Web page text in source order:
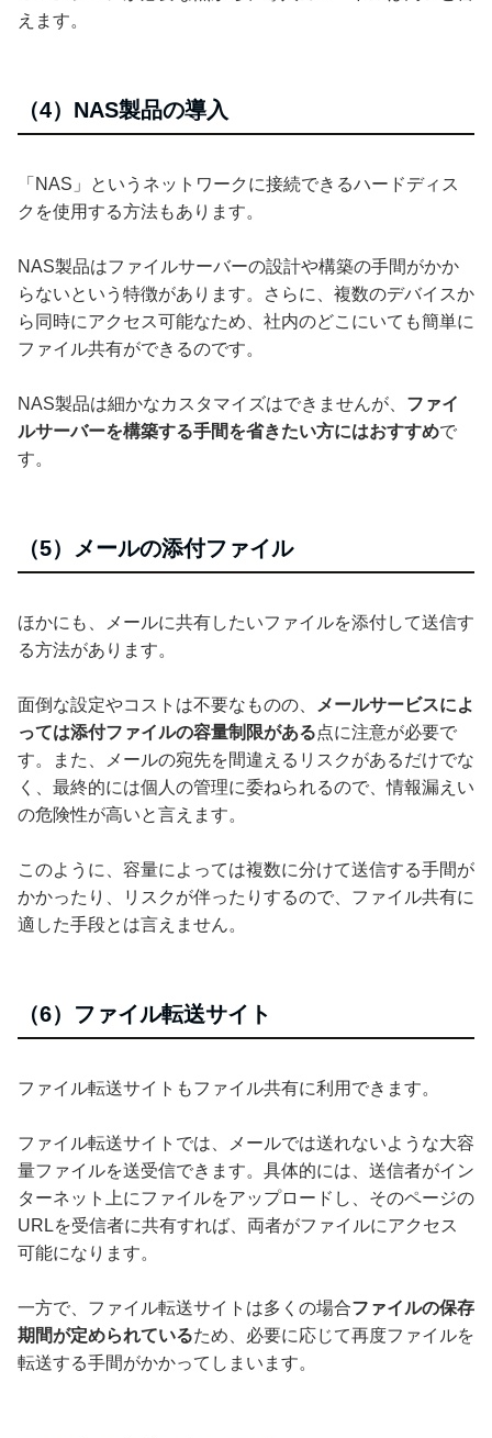
えます。
（4）NAS製品の導入
「NAS」というネットワークに接続できるハードディス
クを使用する方法もあります。
NAS製品はファイルサーバーの設計や構築の手間がかか
らないという特徴があります。さらに、複数のデバイスか
ら同時にアクセス可能なため、社内のどこにいても簡単に
ファイル共有ができるのです。
NAS製品は細かなカスタマイズはできませんが、 ファイ
ルサーバーを構築する手間を省きたい方にはおすすめで
す。
（5）メールの添付ファイル
ほかにも、メールに共有したいファイルを添付して送信す
る方法があります。
面倒な設定やコストは不要なものの、
メールサービスによ
っては添付ファイルの容量制限がある点に注意が必要で
す。また、メールの宛先を間違えるリスクがあるだけでな
く、最終的には個人の管理に委ねられるので、情報漏えい
の危険性が高いと言えます。
このように、容量によっては複数に分けて送信する手間が
かかったり、リスクが伴ったりするので、ファイル共有に
適した手段とは言えません。
（6）ファイル転送サイト
ファイル転送サイトもファイル共有に利用できます。
ファイル転送サイトでは、メールでは送れないような大容
量ファイルを送受信できます。具体的には、送信者がイン
ターネット上にファイルをアップロードし、そのページの
URLを受信者に共有すれば、両者がファイルにアクセス
可能になります。
一方で、ファイル転送サイトは多くの場合ファイルの保存
期間が定められているため、必要に応じて再度ファイルを
転送する手間がかかってしまいます。